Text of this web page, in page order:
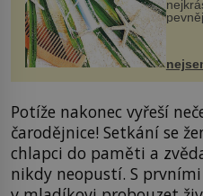
vlasy.
Potíže nakonec vyřeší
čarodějnice! Setkání se
chlapci do paměti a
nikdy neopustí. S